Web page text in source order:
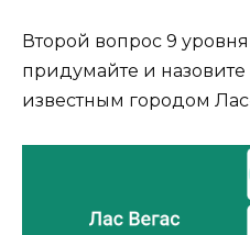
Второй вопрос 9
придумайте и
известным городом